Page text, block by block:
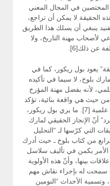
في المجال المعني
الحقيقة لا يمكن أن تراجع،
ينبغي أن يسلك هذا الطريق
لأصحاب مهنة التاريخ، ولا
عن ذلك[6].
يعود بول ريكور، كما في
بلوخ، لا سيما في تأكيده
لأنه بفضل مهنة المؤرخ
من حيث هي واقعة بنائية، تؤكد
موضوعيتها تماماً مثل أيّة واقعة علمية [7]. ما يري بول ريكور،
أنّ الإنجاز الحقيقي لمارك
التي كرّسها لـ “التحليل
من كتاب بلوخ ـ حيث أدرك
الأمر يكمن في تأليف سلاسل
بينها، وأنّ هذه الأولوية
سمحت له بإجراء نقاش مهم
وتسمية الأحداث “النومين